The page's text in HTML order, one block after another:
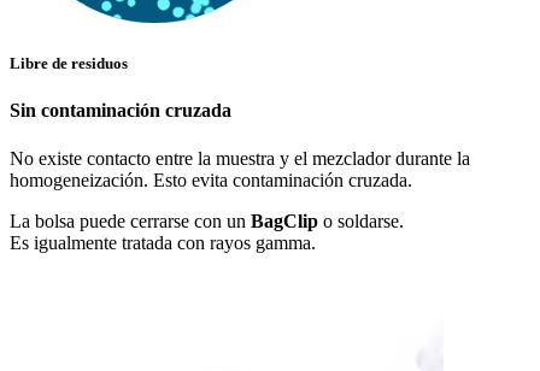
Libre de residuos
Sin contaminación cruzada
No existe contacto entre la muestra y el mezclador durante la
homogeneización. Esto evita contaminación cruzada.
La bolsa puede cerrarse con un BagClip o soldarse.
Es igualmente tratada con rayos gamma.